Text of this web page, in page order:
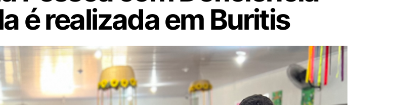
é realizada em Buritis